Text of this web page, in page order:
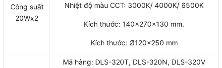
Công suất
20Wx2
Nhiệt độ màu CCT: 3000K/ 4000K/ 6500K
Kích thước: 140x270x130 mm.
Kích thước: Ø120×250 mm
Mã hàng: DLS-320T, DLS-320N, DLS-320V